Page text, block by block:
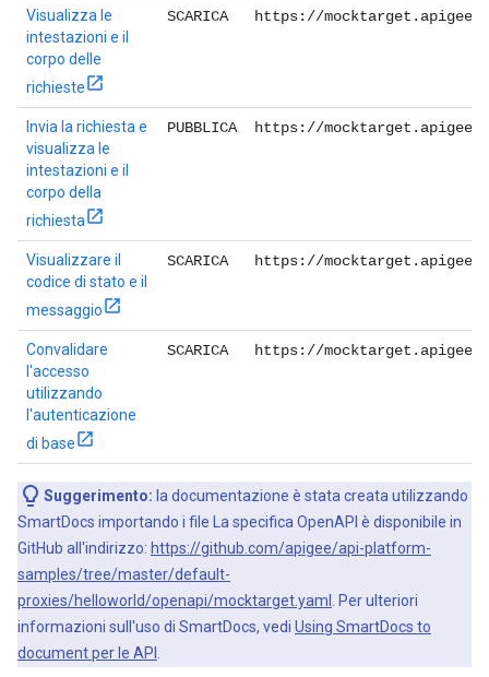
Visualizza le
intestazioni e il
corpo delle
richieste
SCARICA https://
Invia la richiesta e
visualizza le
intestazioni e il
corpo della
richiesta
PUBBLICA https://
Visualizzare il
codice di stato e il
messaggio
SCARICA https://
Convalidare
l'accesso
utilizzando
l'autenticazione
di base
SCARICA https://
Suggerimento: la documentazione è stata creata utilizzando
SmartDocs importando i file La specifica OpenAPI è disponibile in
GitHub all'indirizzo: https://github.com/apigee/api-platform-
samples/tree/master/default-
proxies/helloworld/openapi/mocktarget.yaml
. Per ulteriori
informazioni sull'uso di SmartDocs, vedi Using SmartDocs to
document per le API